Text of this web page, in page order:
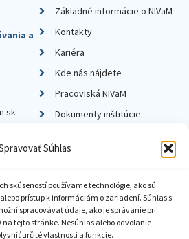
Súhlas
skúseností používame technológie, ako sú
prístup k informáciám o zariadení. Súhlas s
spracovávať údaje, ako je správanie pri
tejto stránke. Nesúhlas alebo odvolanie
určité vlastnosti a funkcie.
a
Základné informácie o NIVaM
Kontakty
Kariéra
Kde nás nájdete
Pracoviská NIVaM
Dokumenty inštitúcie
ochrany súkromia